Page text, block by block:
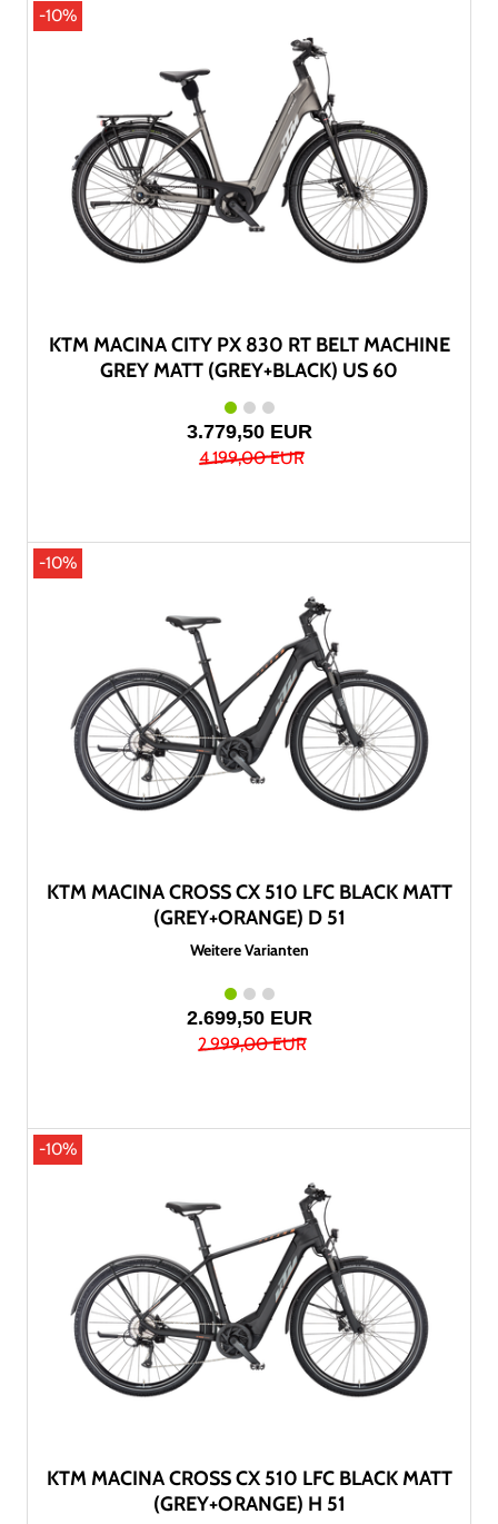
-10%
KTM MACINA CITY PX 830 RT BELT MACHINE
GREY MATT (GREY+BLACK) US 60
3.779,50 EUR
4.199,00 EUR
-10%
KTM MACINA CROSS CX 510 LFC BLACK MATT
(GREY+ORANGE) D 51
Weitere Varianten
2.699,50 EUR
2.999,00 EUR
-10%
KTM MACINA CROSS CX 510 LFC BLACK MATT
(GREY+ORANGE) H 51